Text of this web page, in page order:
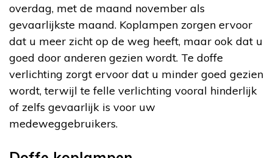
overdag, met de maand november als
gevaarlijkste maand. Koplampen zorgen ervoor
dat u meer zicht op de weg heeft, maar ook dat u
goed door anderen gezien wordt. Te doffe
verlichting zorgt ervoor dat u minder goed gezien
wordt, terwijl te felle verlichting vooral hinderlijk
of zelfs gevaarlijk is voor uw
medeweggebruikers.